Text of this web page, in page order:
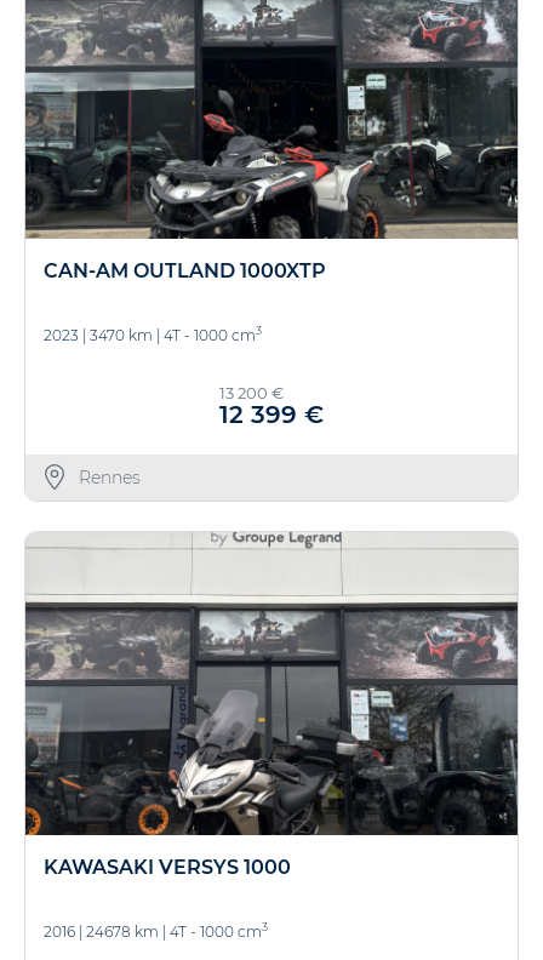
CAN-AM OUTLAND 1000XTP
2023 3470 km 4T - 1000 cm3
13 200 €
12 399 €
Rennes
KAWASAKI VERSYS 1000
2016 | 24678 km | 4T - 1000 cm3